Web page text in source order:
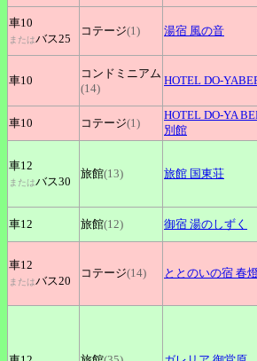
車10
またはバス25
コテージ(1) 湯宿 風の音
車10
コンドミニアム
(14)
HOTEL DO-
車10 コテージ(1)
HOTEL DO-YA
別館
車12
またはバス30
旅館(13) 旅館 国東荘
車12 旅館(12) 御宿 湯のしずく
車12
またはバス20
コテージ(14) ととのいの宿 春